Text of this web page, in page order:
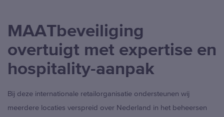
MAATbeveiliging
overtuigt met expertise en
hospitality-aanpak
Bij deze internationale retailorganisatie ondersteunen wij
meerdere locaties verspreid over Nederland in het beheersen